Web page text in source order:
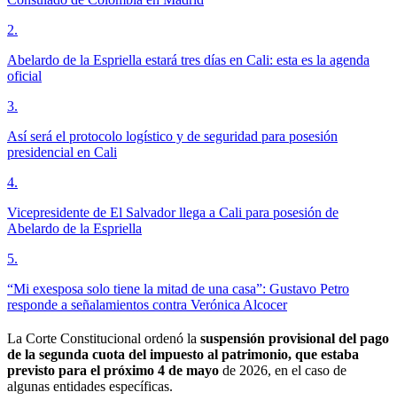
2.
Abelardo de la Espriella estará tres días en Cali: esta es la agenda
oficial
3.
Así será el protocolo logístico y de seguridad para posesión
presidencial en Cali
4.
Vicepresidente de El Salvador llega a Cali para posesión de
Abelardo de la Espriella
5.
“Mi exesposa solo tiene la mitad de una casa”: Gustavo Petro
responde a señalamientos contra Verónica Alcocer
La Corte Constitucional ordenó la suspensión provisional del pago
de la segunda cuota del impuesto al patrimonio, que estaba
previsto para el próximo 4 de mayo de 2026, en el caso de
algunas entidades específicas.